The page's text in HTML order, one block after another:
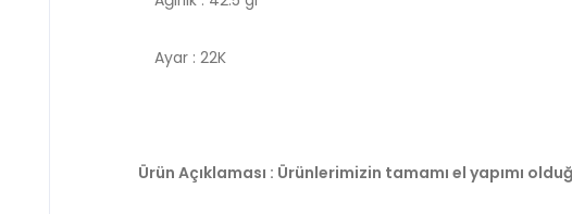
Ayar : 22K
Ürün Açıklaması : Ürünlerimizin tamamı el yapımı